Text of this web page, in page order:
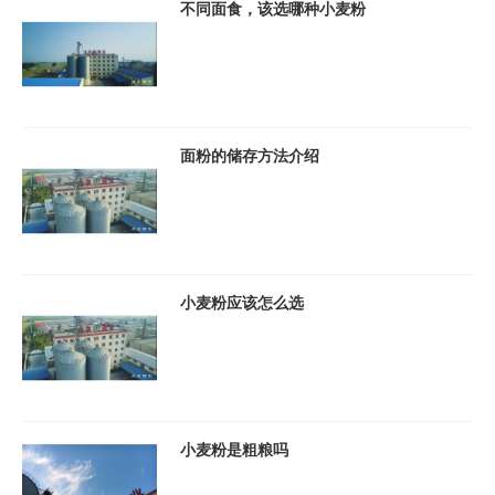
不同面食，该选哪种小麦粉
面粉的储存方法介绍
小麦粉应该怎么选
小麦粉是粗粮吗